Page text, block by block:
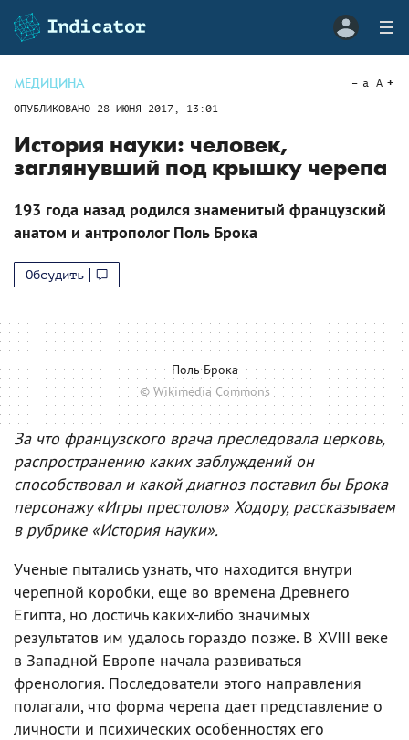
МЕДИЦИНА
ОПУБЛИКОВАНО 28 ИЮНЯ 2017, 13:01
a A
История науки: человек,
заглянувший под крышку черепа
193 года назад родился знаменитый французский
анатом и антрополог Поль Брока
Обсудить
Поль Брока
© Wikimedia Commons
За что французского врача преследовала церковь,
распространению каких заблуждений он
способствовал и какой диагноз поставил бы Брока
персонажу «Игры престолов» Ходору, рассказываем
в рубрике «История науки».
Ученые пытались узнать, что находится внутри
черепной коробки, еще во времена Древнего
Египта, но достичь каких-либо значимых
результатов им удалось гораздо позже. В XVIII веке
в Западной Европе начала развиваться
френология. Последователи этого направления
полагали, что форма черепа дает представление о
личности и психических особенностях его